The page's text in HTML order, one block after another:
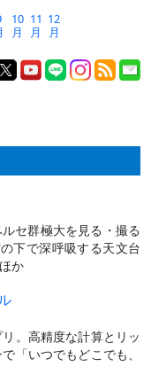
10
月
11
月
12
月
セ群極大を見る・撮る
下で深呼吸する天文台
か
。高精度な計算とリッ
「いつでもどこでも、